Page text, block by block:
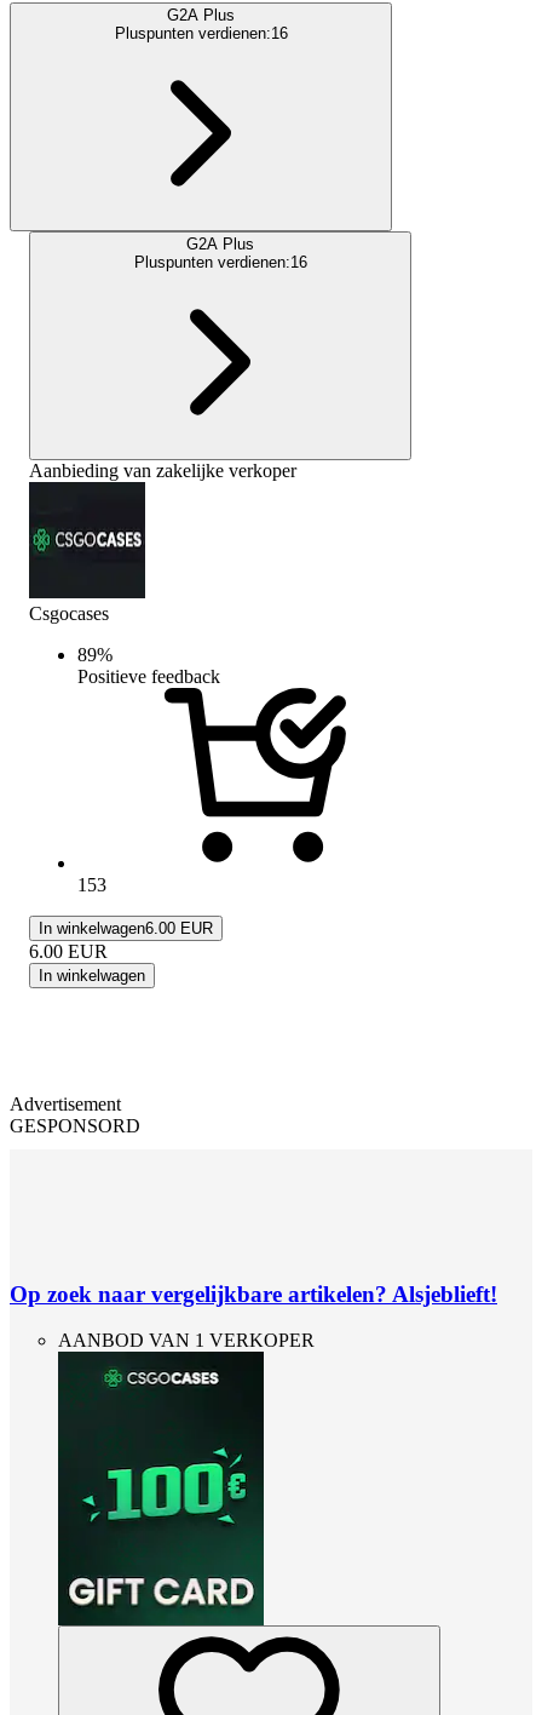
G2A Plus
Pluspunten verdienen:16
G2A Plus
Pluspunten verdienen:16
Aanbieding van zakelijke verkoper
Csgocases
89%
Positieve feedback
153
In winkelwagen6.00 EUR
6.00 EUR
In winkelwagen
Advertisement
GESPONSORD
Op zoek naar vergelijkbare artikelen? Alsjeblieft!
AANBOD VAN 1 VERKOPER